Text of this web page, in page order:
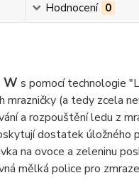
Hodnocení 0
W s pomocí technologie
(a tedy zcela
a rozpouštění ledu z
dostatek úložného
na ovoce a zeleninu
mělká police pro